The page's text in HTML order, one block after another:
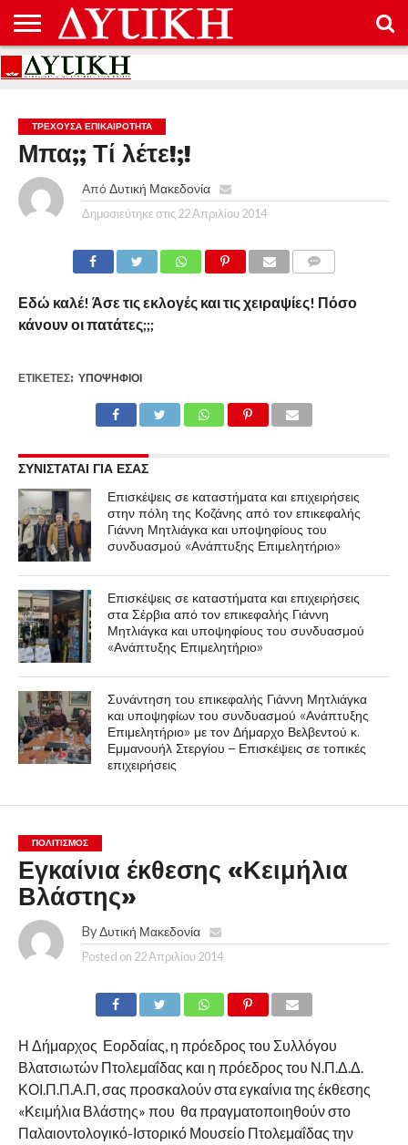
ΑΡΧΙΚΉ
ΕΠΙΚΟΙΝΩΝΊΑ
ΌΡΟΙ
ΠΡΟΣΤΑΣΊΑ
ΤΡΈΧΟΥΣΑ ΕΠΙΚΑΙΡΌΤΗΤΑ
Μπα;; Τί λέτε!;!
Από Δυτική Μακεδονία
Δημοσιεύτηκε στις 22 Απριλίου 2014
Εδώ καλέ! Άσε τις εκλογές και τις χειραψίες! Πόσο
κάνουν οι πατάτες;;;
ΕΤΙΚΕΤΕΣ: ΥΠΟΨΉΦΙΟΙ
ΣΥΝΙΣΤΑΤΑΙ ΓΙΑ ΕΣΑΣ
Επισκέψεις σε καταστήματα και επιχειρήσεις
στην πόλη της Κοζάνης από τον επικεφαλής
Γιάννη Μητλιάγκα και υποψηφίους του
συνδυασμού «Ανάπτυξης Επιμελητήριο»
Επισκέψεις σε καταστήματα και επιχειρήσεις
στα Σέρβια από τον επικεφαλής Γιάννη
Μητλιάγκα και υποψηφίους του συνδυασμού
«Ανάπτυξης Επιμελητήριο»
Συνάντηση του επικεφαλής Γιάννη Μητλιάγκα
και υποψηφίων του συνδυασμού «Ανάπτυξης
Επιμελητήριο» με τον Δήμαρχο Βελβεντού κ.
Εμμανουήλ Στεργίου – Επισκέψεις σε τοπικές
επιχειρήσεις
ΠΟΛΙΤΙΣΜΌΣ
Εγκαίνια έκθεσης «Κειμήλια
Βλάστης»
By Δυτική Μακεδονία
Posted on 22 Απριλίου 2014
Η Δήμαρχος Εορδαίας, η πρόεδρος του Συλλόγου
Βλατσιωτών Πτολεμαΐδας και η πρόεδρος του Ν.Π.Δ.Δ.
ΚΟΙ.Π.Π.Α.Π, σας προσκαλούν στα εγκαίνια της έκθεσης
«Κειμήλια Βλάστης» που θα πραγματοποιηθούν στο
Παλαιοντολογικό-Ιστορικό Μουσείο Πτολεμαΐδας την